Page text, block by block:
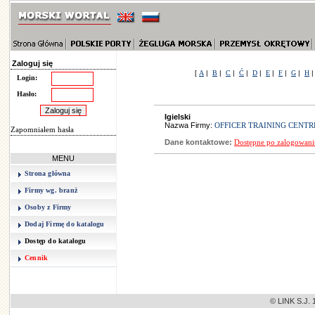
Zaloguj się
Login:
Hasło:
Zapomniałem hasła
MENU
Strona główna
Firmy wg. branż
Osoby z Firmy
Dodaj Firmę do katalogu
Dostęp do katalogu
Cennik
[ A | B | C | Ć | D | E | F | G | H
Igielski
Nazwa Firmy: OFFICER TRAINING
Dane kontaktowe: Dostępne po
© LINK S.J.